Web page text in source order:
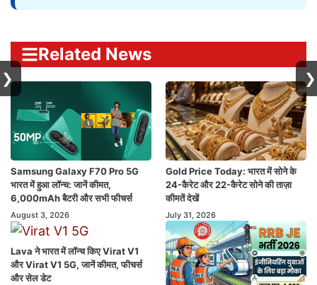
Related News
Samsung Galaxy F70 Pro 5G
भारत में हुआ लॉन्च: जानें कीमत,
6,000mAh बैटरी और सभी फीचर्स
August 3, 2026
Gold Price Today: भारत में सोने के
24-कैरेट और 22-कैरेट सोने की ताज़ा
कीमतें देखें
July 31, 2026
Lava ने भारत में लॉन्च किए Virat V1
और Virat V1 5G, जानें कीमत, फीचर्स
और सेल डेट
❯ ❯